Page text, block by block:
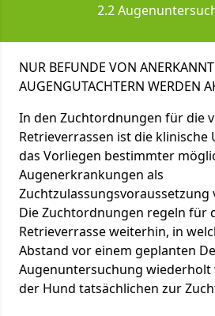
Für im DRC gezüchtete
der Ahnentafel für Ihren Hund
Ihnen das Formular, wenn Ihr
Mindestalter für die
Röntgenaufnahmen erreicht
Nach entsprechender
der Tierarzt die notwendigen
entsprechendhier
Röntgentierarzt, bestätigt mit
die Identität des Hundes
Röntgenaufnahmen
vermerkt das Datum der
Röntgenaufnahmen auf der
2.2
NUR BEFUNDE VON
AUGENGUTACHTERN WERDEN
In den Zuchtordnungen für die
Retrieverrassen ist die
das Vorliegen bestimmter
Augenerkrankungen als
Zuchtzulassungsvoraussetzung
Die Zuchtordnungen regeln für
Retrieverrasse weiterhin, in
Abstand vor einem geplanten
Augenuntersuchung wiederholt
der Hund tatsächlichen zur